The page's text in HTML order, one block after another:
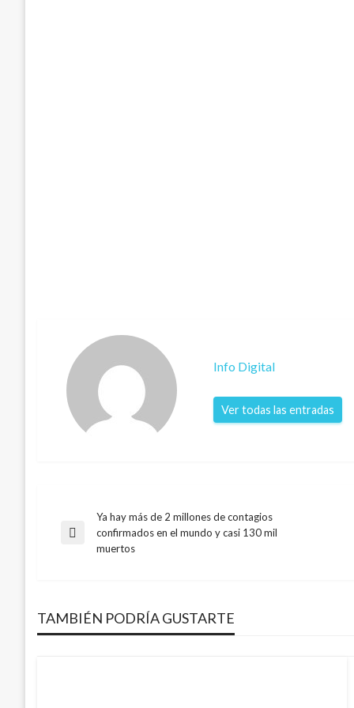
Info Digital
Ver todas las entradas
Navegación
entradas
Entrada
anterior
Ya hay más de 2 millones de contagios
confirmados en el mundo y casi 130 mil
muertos
TAMBIÉN PODRÍA GUSTARTE